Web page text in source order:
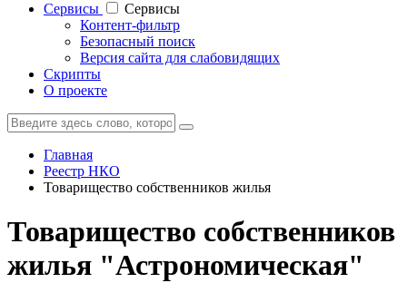
Cервисы
Cервисы
Контент-фильтр
Безопасный поиск
Версия сайта для слабовидящих
Скрипты
О проекте
Главная
Реестр НКО
Товарищество собственников жилья
Товарищество собственников
жилья "Астрономическая"